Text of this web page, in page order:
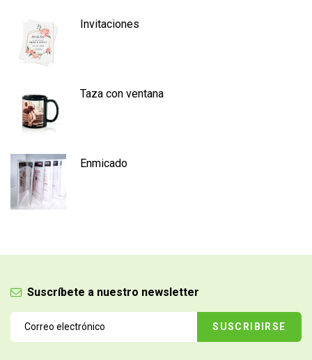
Invitaciones
Taza con ventana
Enmicado
Suscríbete a nuestro newsletter